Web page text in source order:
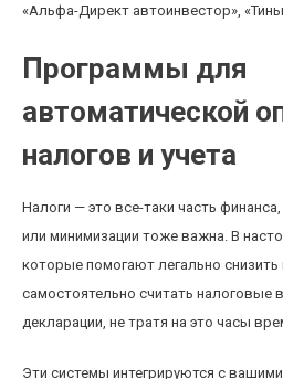
«Альфа-Директ автоинвестор»,
Программы для
автоматической
налогов и учета
Налоги — это все-таки часть
или минимизации тоже важна. В
которые помогают легально снизить
самостоятельно считать налоговые
декларации, не тратя на это часы
Эти системы интегрируются с